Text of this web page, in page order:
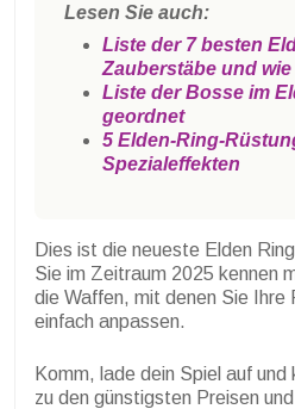
Lesen Sie auch:
Liste der 7 besten
Zauberstäbe und
Liste der Bosse im
geordnet
5 Elden-Ring-
Spezialeffekten
Dies ist die neueste Elden
Sie im Zeitraum 2025 kennen
die Waffen, mit denen Sie Ihre
einfach anpassen.
Komm, lade dein Spiel auf
zu den günstigsten Preisen